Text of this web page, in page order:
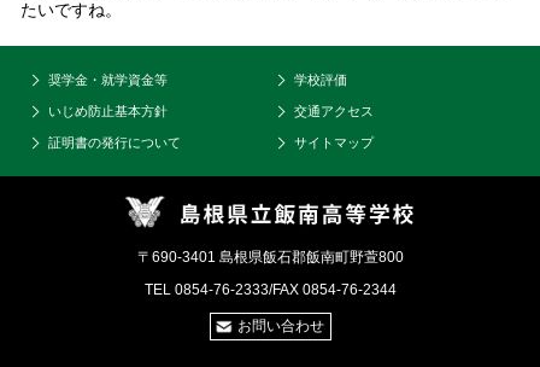
たいですね。
奨学金・就学資金等 学校評価
いじめ防止基本方針 交通アクセス
証明書の発行について サイトマップ
〒690-3401 島根県飯石郡飯南町野萱800
TEL 0854-76-2333/FAX 0854-76-2344
お問い合わせ